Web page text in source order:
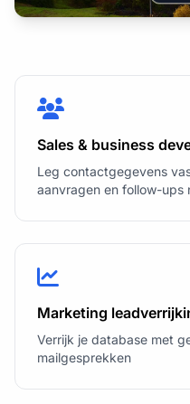
Sales & business
Leg contactgegevens
aanvragen en follow-ups
Marketing
Verrijk je database met
mailgesprekken